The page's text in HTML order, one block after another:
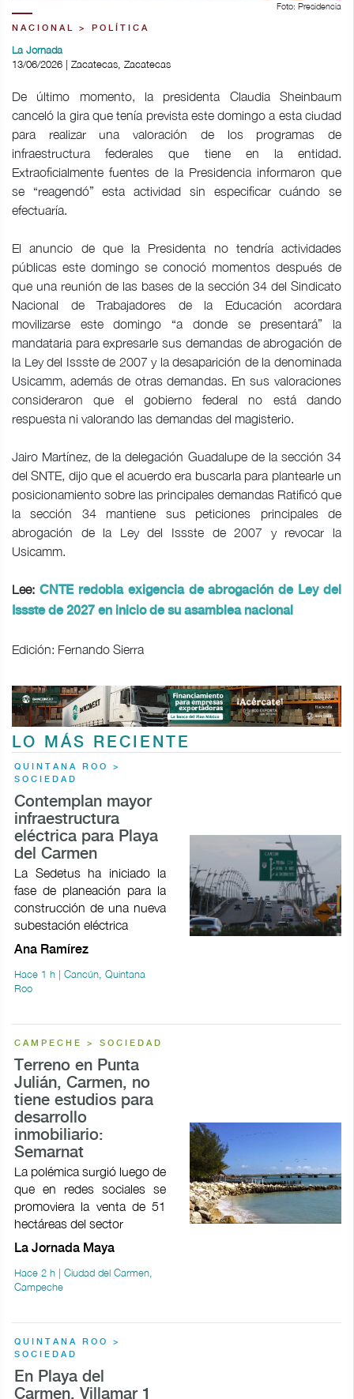
Foto: Presidencia
NACIONAL > POLÍTICA
La Jornada
13/06/2026 | Zacatecas, Zacatecas
De último momento, la presidenta Claudia Sheinbaum
canceló la gira que tenía prevista este domingo a esta ciudad
para realizar una valoración de los programas de
infraestructura federales que tiene en la entidad.
Extraoficialmente fuentes de la Presidencia informaron que
se “reagendó” esta actividad sin especificar cuándo se
efectuaría.
El anuncio de que la Presidenta no tendría actividades
públicas este domingo se conoció momentos después de
que una reunión de las bases de la sección 34 del Sindicato
Nacional de Trabajadores de la Educación acordara
movilizarse este domingo “a donde se presentará” la
mandataria para expresarle sus demandas de abrogación de
la Ley del Issste de 2007 y la desaparición de la denominada
Usicamm, además de otras demandas. En sus valoraciones
consideraron que el gobierno federal no está dando
respuesta ni valorando las demandas del magisterio.
Jairo Martínez, de la delegación Guadalupe de la sección 34
del SNTE, dijo que el acuerdo era buscarla para plantearle un
posicionamiento sobre las principales demandas Ratificó que
la sección 34 mantiene sus peticiones principales de
abrogación de la Ley del Issste de 2007 y revocar la
Usicamm.
Lee: CNTE redobla exigencia de abrogación de Ley del
Issste de 2027 en inicio de su asamblea nacional
Edición: Fernando Sierra
LO MÁS RECIENTE
QUINTANA ROO >
SOCIEDAD
Contemplan mayor
infraestructura
eléctrica para Playa
del Carmen
La Sedetus ha iniciado la
fase de planeación para la
construcción de una nueva
subestación eléctrica
Ana Ramírez
Hace 1 h | Cancún, Quintana
Roo
CAMPECHE > SOCIEDAD
Terreno en Punta
Julián, Carmen, no
tiene estudios para
desarrollo
inmobiliario:
Semarnat
La polémica surgió luego de
que en redes sociales se
promoviera la venta de 51
hectáreas del sector
La Jornada Maya
Hace 2 h | Ciudad del Carmen,
Campeche
QUINTANA ROO >
SOCIEDAD
En Playa del
Carmen, Villamar 1